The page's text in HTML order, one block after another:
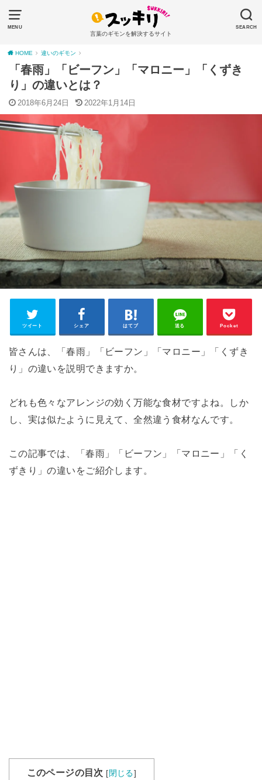
MENU SEARCH
言葉のギモンを解決するサイト
HOME 違いのギモン
「春雨」「ビーフン」「マロニー」「くずき
り」の違いとは？
2018年6月24日 2022年1月14日
ツイート シェア はてブ 送る Pocket
皆さんは、「春雨」「ビーフン」「マロニー」「くずき
り」の違いを説明できますか。
どれも色々なアレンジの効く万能な食材ですよね。しか
し、実は似たように見えて、全然違う食材なんです。
この記事では、「春雨」「ビーフン」「マロニー」「く
ずきり」の違いをご紹介します。
このページの目次 [閉じる]